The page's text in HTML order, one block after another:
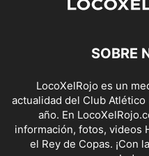
SOBRE
LocoXelRojo es un
actualidad del Club
año. En
información, fotos, videos
el Rey de Copas. ¡Con